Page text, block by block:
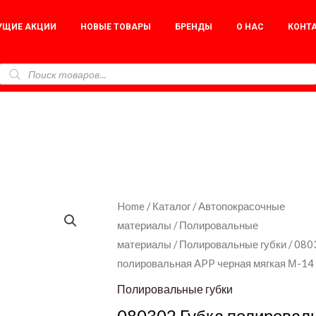
АКЦИИ НОВЫЕ ТОВАРЫ БРЕНДЫ О НАС
Home /Каталог /Автопокрасочные
материалы /Полировальные
материалы /Полировальные губки /
полировальная APP черная мягкая М-14
Полировальные губки
080302
Губка
полировальная
APP
черная
мягкая